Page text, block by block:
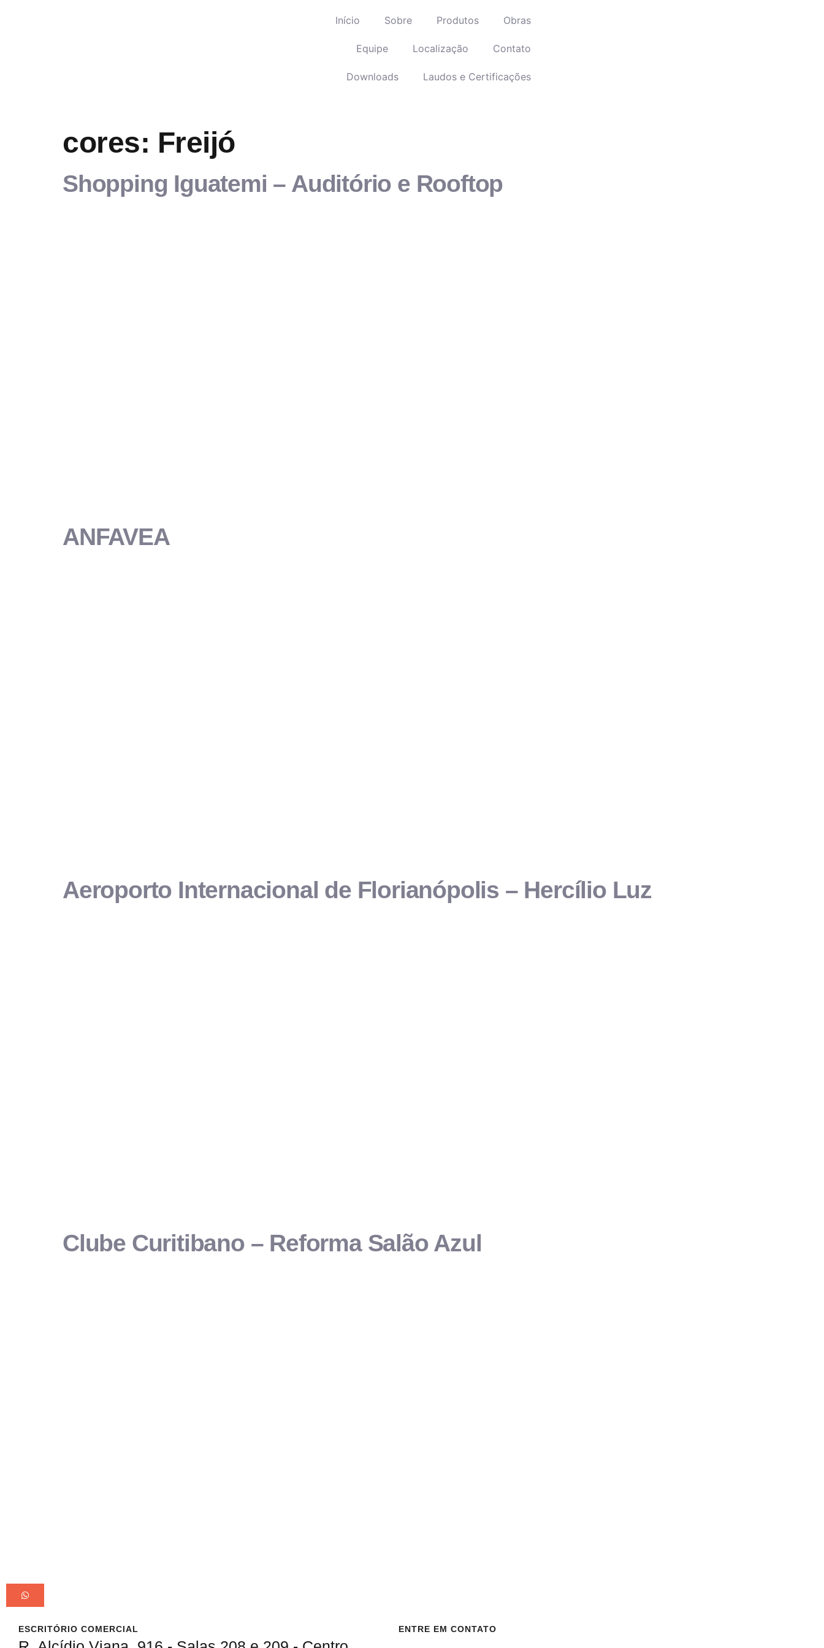
Início Sobre Produtos Obras
Equipe Localização Contato
Downloads Laudos e Certificações
cores: Freijó
Shopping Iguatemi – Auditório e Rooftop
ANFAVEA
Aeroporto Internacional de Florianópolis – Hercílio Luz
Clube Curitibano – Reforma Salão Azul
ESCRITÓRIO COMERCIAL ENTRE EM CONTATO